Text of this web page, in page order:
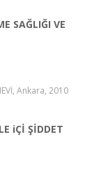
SAĞLIĞI VE
Ankara, 2010
iÇİ ŞİDDET